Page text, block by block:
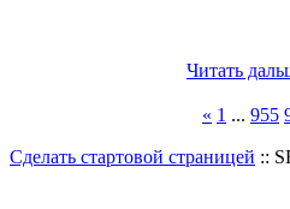
Читать
« 1 ... 955
Сделать стартовой страницей ::